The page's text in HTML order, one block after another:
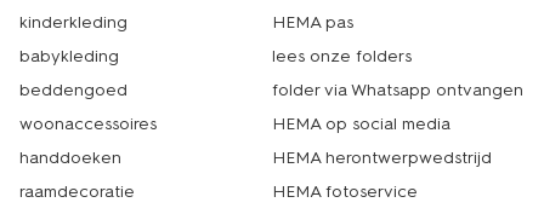
kinderkleding
babykleding
beddengoed
woonaccessoires
handdoeken
raamdecoratie
HEMA pas
lees onze folders
folder via Whatsapp ontvangen
HEMA op social media
HEMA herontwerpwedstrijd
HEMA fotoservice